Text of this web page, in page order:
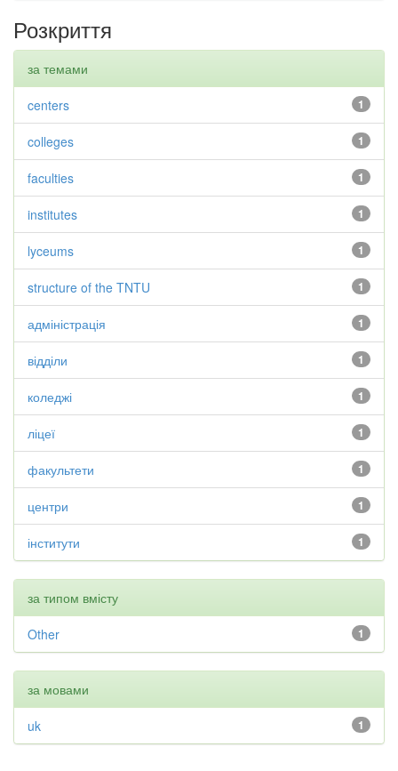
Розкриття
за темами
1
centers
1
colleges
1
faculties
1
institutes
1
lyceums
1
structure of the TNTU
1
адміністрація
1
відділи
1
коледжі
1
ліцеї
1
факультети
1
центри
1
інститути
за типом вмісту
1
Other
за мовами
1
uk